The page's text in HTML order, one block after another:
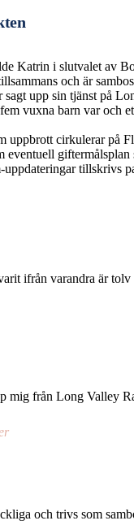
Katrin i slutvalet av
och är
sagt upp sin tjänst på
vuxna barn var och
uppbrott cirkulerar på
eventuell
uppdateringar tillskrivs
ifrån varandra är
mig från Long Valley
och trivs som